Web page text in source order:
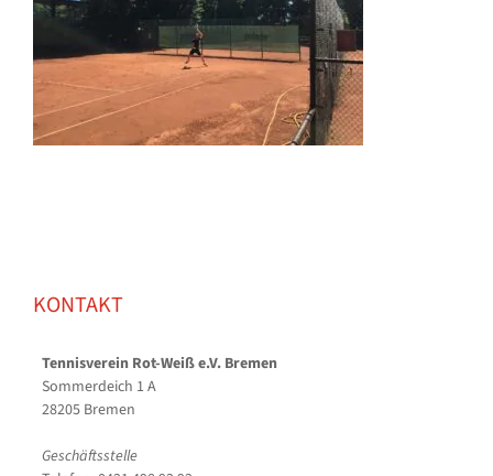
KONTAKT
Tennisverein Rot-Weiß e.V. Bremen
Sommerdeich 1 A
28205 Bremen
Geschäftsstelle